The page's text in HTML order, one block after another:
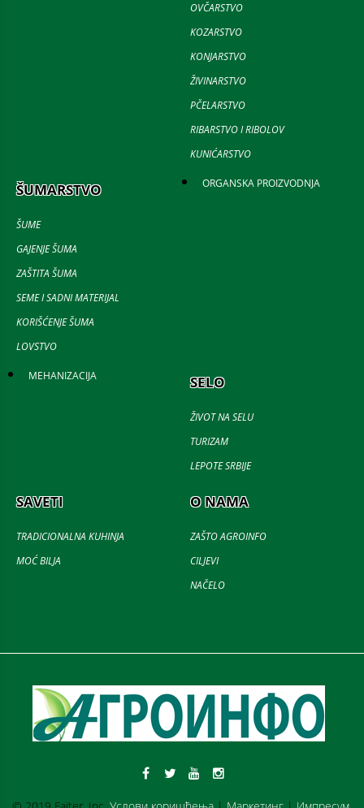
OVČARSTVO
KOZARSTVO
KONJARSTVO
ŽIVINARSTVO
PČELARSTVO
RIBARSTVO I RIBOLOV
KUNIĆARSTVO
ŠUMARSTVO
ŠUME
GAJENJE ŠUMA
ZAŠTITA ŠUMA
SEME I SADNI MATERIJAL
KORIŠĆENJE ŠUMA
LOVSTVO
ORGANSKA PROIZVODNJA
MEHANIZACIJA SELO
ŽIVOT NA SELU
TURIZAM
LEPOTE SRBIJE
SAVETI
TRADICIONALNA KUHINJA
MOĆ BILJA
O NAMA
ZAŠTO AGROINFO
CILJEVI
NAČELO